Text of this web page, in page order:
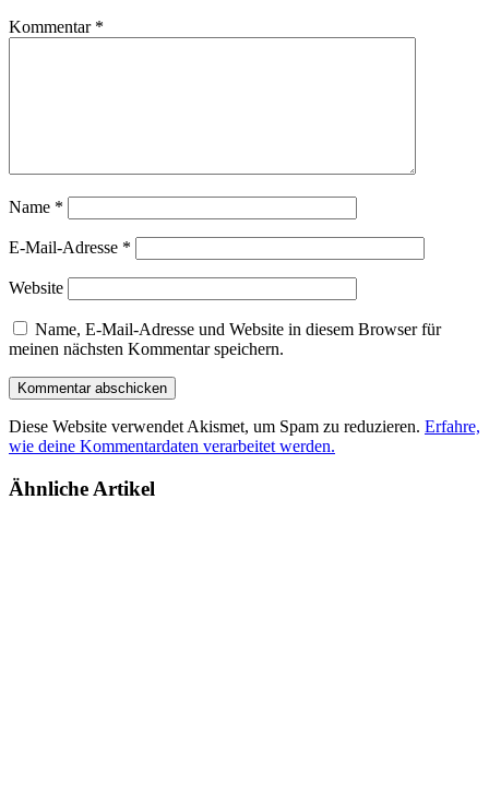
Kommentar *
Name *
E-Mail-Adresse *
Website
Name, E-Mail-Adresse und Website in diesem Browser für
meinen nächsten Kommentar speichern.
Diese Website verwendet Akismet, um Spam zu reduzieren. Erfahre,
wie deine Kommentardaten verarbeitet werden.
Ähnliche Artikel